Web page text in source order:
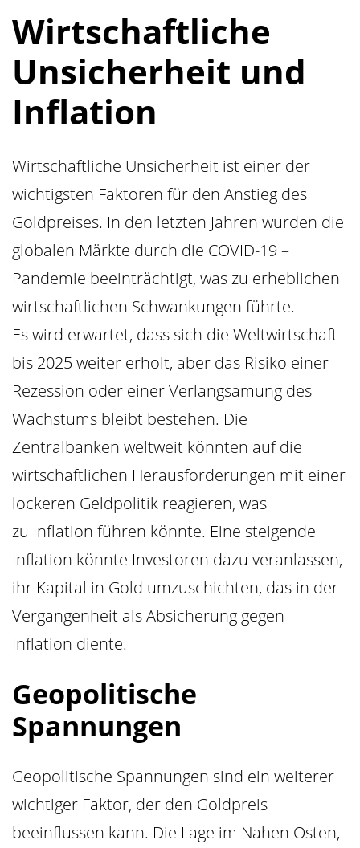
Wirtschaftliche
Unsicherheit und
Inflation
Wirtschaftliche Unsicherheit ist einer der
wichtigsten Faktoren für den Anstieg des
Goldpreises. In den letzten Jahren wurden die
globalen Märkte durch die COVID-19 –
Pandemie beeinträchtigt, was zu erheblichen
wirtschaftlichen Schwankungen führte.
Es wird erwartet, dass sich die Weltwirtschaft
bis 2025 weiter erholt, aber das Risiko einer
Rezession oder einer Verlangsamung des
Wachstums bleibt bestehen. Die
Zentralbanken weltweit könnten auf die
wirtschaftlichen Herausforderungen mit einer
lockeren Geldpolitik reagieren, was
zu Inflation führen könnte. Eine steigende
Inflation könnte Investoren dazu veranlassen,
ihr Kapital in Gold umzuschichten, das in der
Vergangenheit als Absicherung gegen
Inflation diente.
Geopolitische
Spannungen
Geopolitische Spannungen sind ein weiterer
wichtiger Faktor, der den Goldpreis
beeinflussen kann. Die Lage im Nahen Osten,